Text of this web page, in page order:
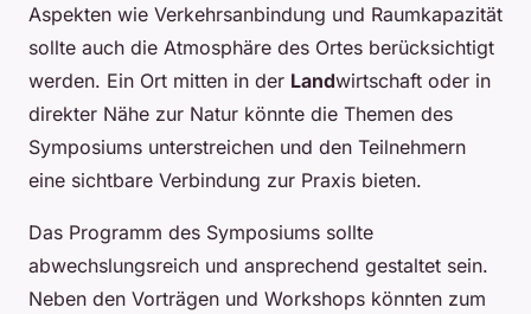
Aspekten wie Verkehrsanbindung und Raumkapazität
sollte auch die Atmosphäre des Ortes berücksichtigt
werden. Ein Ort mitten in der Landwirtschaft oder in
direkter Nähe zur Natur könnte die Themen des
Symposiums unterstreichen und den Teilnehmern
eine sichtbare Verbindung zur Praxis bieten.
Das Programm des Symposiums sollte
abwechslungsreich und ansprechend gestaltet sein.
Neben den Vorträgen und Workshops könnten zum